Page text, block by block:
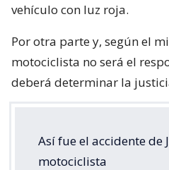
vehículo con luz roja.
Por otra parte y, según el
motociclista no será el
deberá determinar la
Así fue el accidente de
motociclista